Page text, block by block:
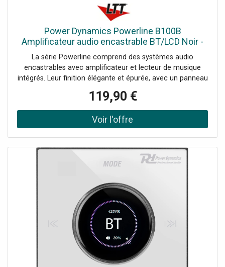
lecture: streaming BT, USB, MicroSD, entrée ligne,
Puissance de sortie: RMS @ 4 ohms par canal: 25 W,
Puissance de sortie: RMS @ 8 ohms par canal: 20 W,
Impédance: 4 ohms, 8 ohms, Réponse en fréquence: 20
Hz - 20 000 Hz, Rapport signal/bruit: >98 dB, THD
Power Dynamics Powerline B100B
Amplificateur audio encastrable BT/LCD Noir -
Installation amplificateurs
La série Powerline comprend des systèmes audio
encastrables avec amplificateur et lecteur de musique
intégrés. Leur finition élégante et épurée, avec un panneau
entendiez le son sans le voir. Tous les câbles et
connexions sont dissimulés dans les murs, hors de vue et
sans risque de trébucher. Profitez de votre musique
préférée à partir de nombreuses sources, telles que le
et une entrée AUX de niveau ligne. La fonction de
streaming BT vous permet de vous connecter
portable, etc. L'écran tactile et l'écran LCD vous
permettent de contrôler tous les aspects du système,
d'une simple pression du doigt. Il est également possible
d'utiliser la télécommande fournie. Système
d'amplificateur stéréo encastrable pour 4 haut-parleurs,
Bouton de volume avec écran LCD, Amplificateur
numérique 4x 25 W de classe D, Panneau tactile élégant,
Connectivité BT 5.0 pour l'audio sans fil, Lecteur MP3, Port
119,90 €